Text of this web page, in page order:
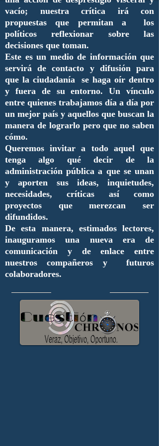
vacío; nuestra crítica irá con
propuestas que permitan a los
políticos reflexionar sobre las
decisiones que toman.
Este es un medio de información que
servirá de contacto y difusión para
que la ciudadanía se haga oír dentro
y fuera de su entorno. Un vínculo
entre quienes trabajamos día a día por
un mejor país y aquellos que buscan la
manera de lograrlo pero que no saben
cómo.
Queremos invitar a todo aquel que
tenga algo qué decir de la
administración pública a que se unan
y aporten sus ideas, inquietudes,
necesidades, críticas así como
proyectos que merezcan ser
difundidos.
De esta manera, estimados lectores,
inauguramos una nueva era de
comunicación y de enlace entre
nuestros compañeros y futuros
colaboradores.